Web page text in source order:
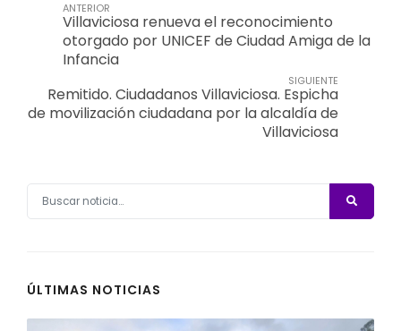
ANTERIOR
Villaviciosa renueva el reconocimiento
otorgado por UNICEF de Ciudad Amiga de la
Infancia
SIGUIENTE
Remitido. Ciudadanos Villaviciosa. Espicha
de movilización ciudadana por la alcaldía de
Villaviciosa
ÚLTIMAS NOTICIAS